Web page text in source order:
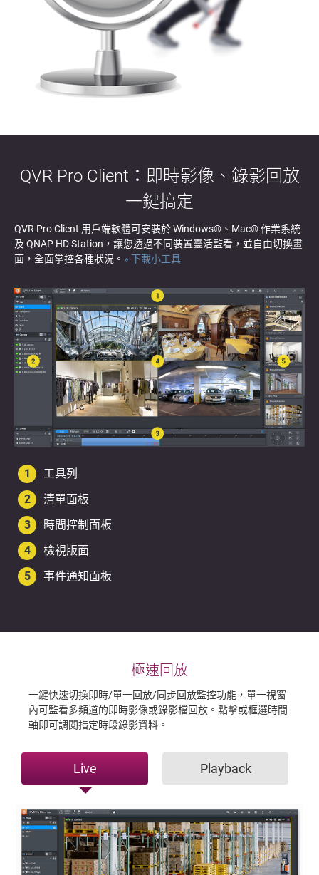
QVR Pro Client：即時影像、錄影回放
一鍵搞定
QVR Pro Client 用戶端軟體可安裝於 Windows®、Mac® 作業系統
及 QNAP HD Station，讓您透過不同裝置靈活監看，並自由切換畫
面，全面掌控各種狀況。 » 下載小工具
1
工具列
2
清單面板
3
時間控制面板
4
檢視版面
5
事件通知面板
極速回放
一鍵快速切換即時/單一回放/同步回放監控功能，單一視窗
內可監看多頻道的即時影像或錄影檔回放。點擊或框選時間
軸即可調閱指定時段錄影資料。
Live Playback